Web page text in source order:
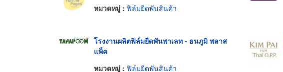
หมวดหมู่ : ฟิล์มยืดพันสินค้า
โรงงานผลิตฟิล์มยืดพันพาเลท - ธนภูมิ พลาส
แพ็ค
หมวดหมู่ : ฟิล์มยืดพันสินค้า